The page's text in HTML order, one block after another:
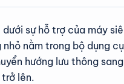
sự hỗ trợ của máy
nằm trong bộ dụng
hướng lưu thông
lên.